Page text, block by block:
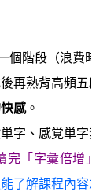
個階段（浪費時
再熟背高頻五段
感。
字、感覚単字変
「字彙倍增
了解課程內容之